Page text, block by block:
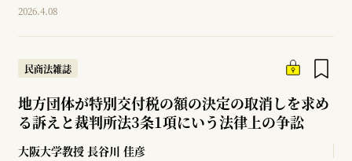
2026.4.08
民商法雑誌
地方団体が特別交付税の額の決定の取消しを求め
る訴えと裁判所法3条1項にいう法律上の争訟
大阪大学教授 長谷川 佳彦